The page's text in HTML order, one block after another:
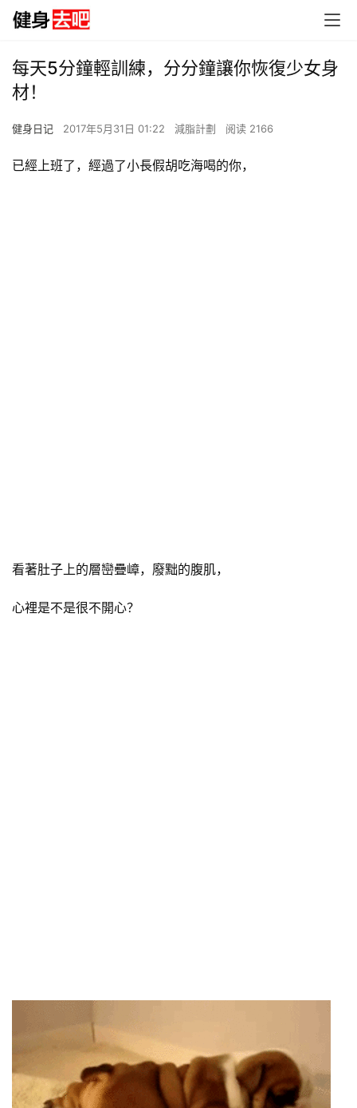
每天5分鐘輕訓練，分分鐘讓你恢復少女身
材！
健身日记 2017年5月31日 01:22 減脂計劃 阅读 2166
已經上班了，經過了小長假胡吃海喝的你，
看著肚子上的層巒疊嶂，廢黜的腹肌，
心裡是不是很不開心？